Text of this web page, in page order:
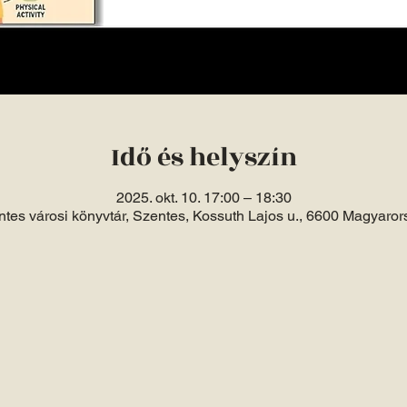
Idő és helyszín
2025. okt. 10. 17:00 – 18:30
városi könyvtár, Szentes, Kossuth Lajos u., 6600